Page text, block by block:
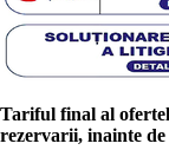
Tariful final al
rezervarii, inainte